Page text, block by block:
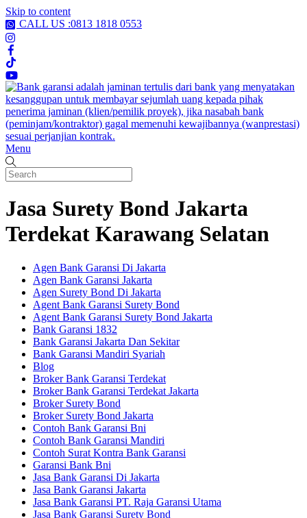
Skip to content
CALL US :0813 1818 0553
Menu
Jasa Surety Bond Jakarta
Terdekat Karawang Selatan
Agen Bank Garansi Di Jakarta
Agen Bank Garansi Jakarta
Agen Surety Bond Di Jakarta
Agent Bank Garansi Surety Bond
Agent Bank Garansi Surety Bond Jakarta
Bank Garansi 1832
Bank Garansi Jakarta Dan Sekitar
Bank Garansi Mandiri Syariah
Blog
Broker Bank Garansi Terdekat
Broker Bank Garansi Terdekat Jakarta
Broker Surety Bond
Broker Surety Bond Jakarta
Contoh Bank Garansi Bni
Contoh Bank Garansi Mandiri
Contoh Surat Kontra Bank Garansi
Garansi Bank Bni
Jasa Bank Garansi Di Jakarta
Jasa Bank Garansi Jakarta
Jasa Bank Garansi PT. Raja Garansi Utama
Jasa Bank Garansi Surety Bond